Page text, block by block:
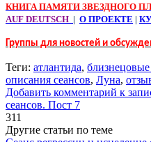
КНИГА ПАМЯТИ ЗВЕЗДНОГО
AUF DEUTSCH | О ПРОЕКТЕ |
Группы для новостей и
Теги: атлантида,
описания сеансов, Луна,
Добавить комментарий к
сеансов. Пост 7
311
Другие статьи по теме